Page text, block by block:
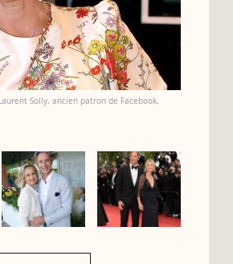
Solly, ancien patron de Facebook,